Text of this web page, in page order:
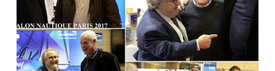
Paris
2017